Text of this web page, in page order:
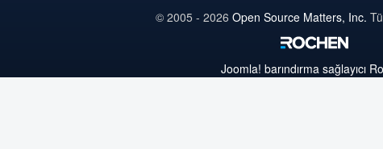
© 2005 - 2026 Open Source Matters, Inc.
Joomla! barındırma sağlayıcı